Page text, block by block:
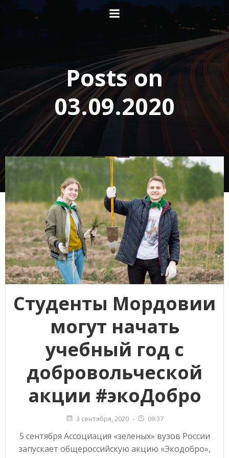
Перейти
к
содержимому
Posts on
03.09.2020
Студенты Мордовии
могут начать
учебный год с
добровольческой
акции #экоДобро
3 сентября, 2020 - 09:37
5 сентября Ассоциация «зеленых» вузов России
запускает общероссийскую акцию «Экодобро»,